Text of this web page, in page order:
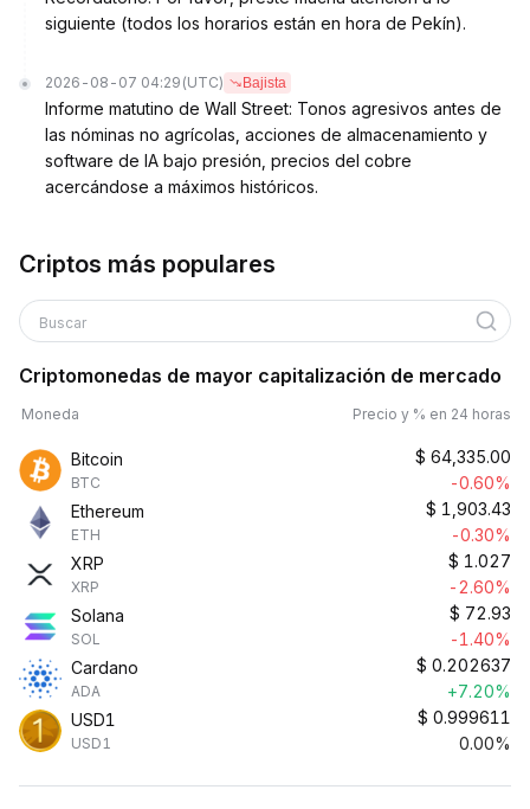
siguiente (todos los horarios están en hora de Pekín).
2026-08-07 04:29 (UTC) Bajista
Informe matutino de Wall Street: Tonos agresivos antes de
las nóminas no agrícolas, acciones de almacenamiento y
software de IA bajo presión, precios del cobre
acercándose a máximos históricos.
Criptos más populares
Buscar
Criptomonedas de mayor capitalización de mercado
Moneda Precio y % en 24 horas
Bitcoin
BTC
$ 64,335.00
-0.60%
Ethereum
ETH
$ 1,903.43
-0.30%
XRP
XRP
$ 1.027
-2.60%
Solana
SOL
$ 72.93
-1.40%
Cardano
ADA
$ 0.202637
+7.20%
USD1
USD1
$ 0.999611
0.00%